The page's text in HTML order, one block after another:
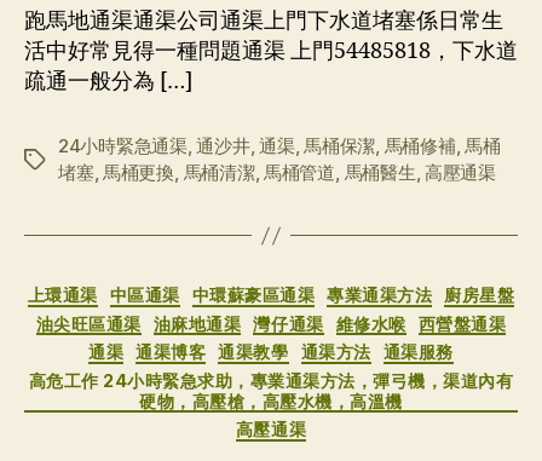
者
期
跑馬地通渠通渠公司通渠上門下水道堵塞係日常生
活中好常見得一種問題通渠 上門54485818，下水道
疏通一般分為 […]
标
24小時緊急通渠,通沙井,通渠,馬桶保潔, 馬桶修補,馬桶
堵塞, 馬桶更換, 馬桶清潔, 馬桶管道, 馬桶醫生, 高壓通渠
分
类
上環通渠 中區通渠 中環蘇豪區通渠 專業通渠方法
廚房星盤
油尖旺區通渠
油麻地通渠 灣仔通渠 維修水喉
西營盤通渠
通渠
通渠博客 通渠教學 通渠方法
通渠服務
高危工作 24小時緊急求助，專業通渠方法，彈弓機，渠道內有
硬物，高壓槍，高壓水機，高溫機
高壓通渠